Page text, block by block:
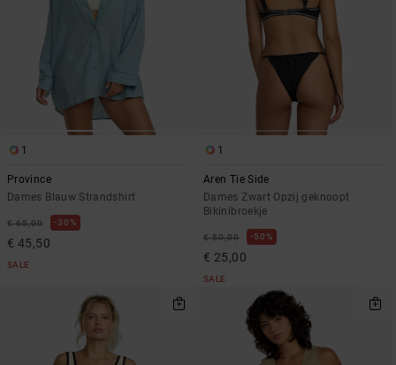
1
Province
Dames Blauw Strandshirt
€ 65,00 30%
€ 45,50
SALE
1
Aren Tie Side
Dames Zwart Opzij geknoopt
Bikinibroekje
€ 50,00 50%
€ 25,00
SALE